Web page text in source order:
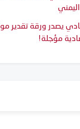
يصدر ورقة تقدير
مؤجلة!